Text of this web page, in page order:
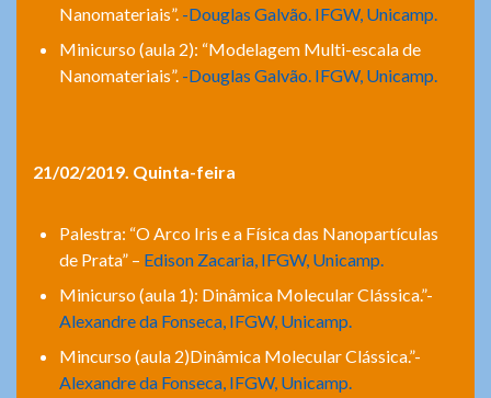
Nanomateriais”. -Douglas Galvão. IFGW, Unicamp.
Minicurso (aula 2): “Modelagem Multi-escala de
Nanomateriais”. -Douglas Galvão. IFGW, Unicamp.
21/02/2019. Quinta-feira
Palestra: “O Arco Iris e a Física das Nanopartículas
de Prata” – Edison Zacaria, IFGW, Unicamp.
Minicurso (aula 1): Dinâmica Molecular Clássica.”-
Alexandre da Fonseca, IFGW, Unicamp.
Mincurso (aula 2)Dinâmica Molecular Clássica.”-
Alexandre da Fonseca, IFGW, Unicamp.